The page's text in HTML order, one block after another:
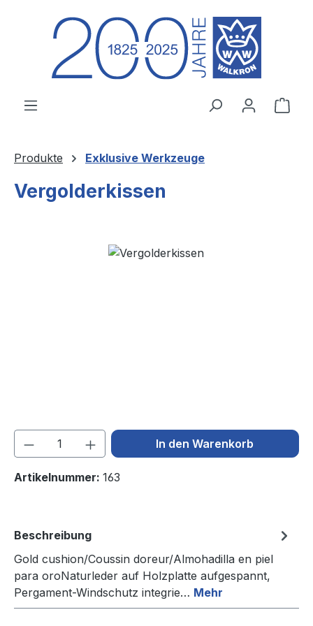
Zum Hauptinhalt springen
Produkte Exklusive Werkzeuge
Vergolderkissen
Bildergalerie überspringen
Produkt Anzahl: Gib denIn den Warenkorb
Artikelnummer: 163
Beschreibung
Gold cushion/Coussin doreur/Almohadilla en piel
para oroNaturleder auf Holzplatte aufgespannt,
Pergament-Windschutz integrie… Mehr